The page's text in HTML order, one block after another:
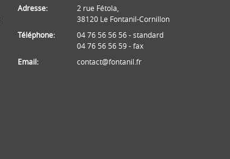
Adresse:
2 rue Fétola,
38120 Le Fontanil-Cornillon
Téléphone:
04 76 56 56 56 - standard
04 76 56 56 59 - fax
Email:
contact@fontanil.fr